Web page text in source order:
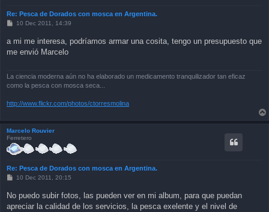
Re: Pesca de Dorados con mosca en Argentina.
P
t
10 Dec 2011, 14:39
a mi me interesa, podríamos armar una cosita, tengo un presupuesto que
me envió Marcelo
La ciencia moderna aún no ha elaborado un medicamento tranquilizador tan eficaz
como la pesca con mosca seca...
http://www.flickr.com/photos/ctorresmolina
Marcelo Rouvier
Ferretero
Re: Pesca de Dorados con mosca en Argentina.
P
t
10 Dec 2011, 20:15
No puedo subir fotos, las pueden ver en mi album, para que puedan
apreciar la calidad de los servicios, la pesca exelente y el nivel de